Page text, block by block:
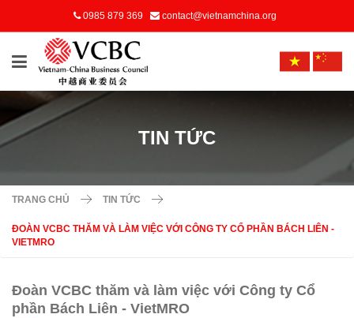
0985 879 369 contact@vietnamchina.org
TIN TỨC
TRANG CHỦ TIN TỨC
ĐOÀN VCBC THĂM VÀ LÀM VIỆC VỚI CÔNG TY CỔ PHẦN BÁCH LIÊN -
VIETMRO
Đoàn VCBC thăm và làm việc với Công ty Cổ
phần Bách Liên - VietMRO